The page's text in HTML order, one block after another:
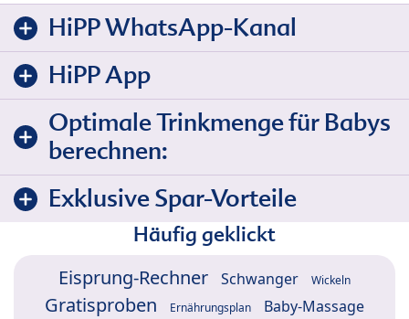
HiPP WhatsApp-Kanal
HiPP App
Optimale Trinkmenge für Babys
berechnen:
Exklusive Spar-Vorteile
Häufig geklickt
Eisprung-Rechner Schwanger Wickeln
Gratisproben Ernährungsplan Baby-Massage